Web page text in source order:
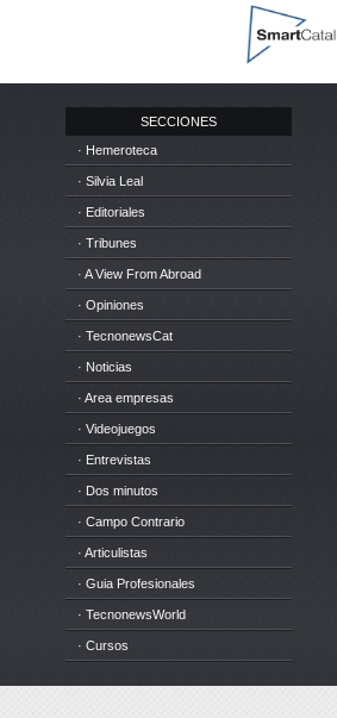
SECCIONES
· Hemeroteca
· Silvia Leal
· Editoriales
· Tribunes
· A View From Abroad
· Opiniones
· TecnonewsCat
· Noticias
· Area empresas
· Videojuegos
· Entrevistas
· Dos minutos
· Campo Contrario
· Articulistas
· Guia Profesionales
· TecnonewsWorld
· Cursos